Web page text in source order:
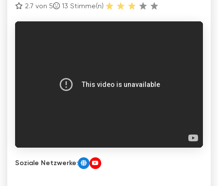
2.7 von 5
13 Stimme(n)
Soziale Netzwerke: